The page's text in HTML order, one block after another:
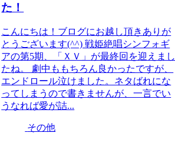
た！
こんにちは！ブログにお越し頂きありが
とうございます(^^) 戦姫絶唱シンフォギ
アの第5期、「ＸＶ」が最終回を迎えまし
たね。 劇中ももちろん良かったですが、
エンドロール泣けました。ネタばれにな
ってしまうので書きませんが、一言でい
うなれば愛が詰...
その他